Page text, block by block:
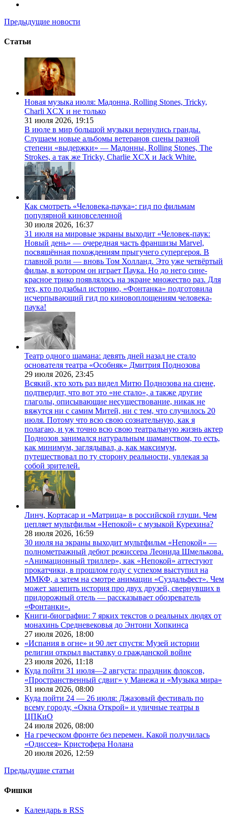
Предыдущие новости
Статьи
Новая музыка июля: Мадонна, Rolling Stones, Tricky,
Charli XCX и не только
31 июля 2026, 19:15
В июле в мир большой музыки вернулись гранды.
Слушаем новые альбомы ветеранов сцены разной
степени «выдержки» — Мадонны, Rolling Stones, The
Strokes, а так же Tricky, Charlie XCX и Jack White.
Как смотреть «Человека-паука»: гид по фильмам
популярной киновселенной
30 июля 2026, 16:37
31 июля на мировые экраны выходит «Человек-паук:
Новый день» — очередная часть франшизы Marvel,
посвящённая похождениям прыгучего супергероя. В
главной роли — вновь Том Холланд. Это уже четвёртый
фильм, в котором он играет Паука. Но до него сине-
красное трико появлялось на экране множество раз. Для
тех, кто подзабыл историю, «Фонтанка» подготовила
исчерпывающий гид по киновоплощениям человека-
паука!
Театр одного шамана: девять дней назад не стало
основателя театра «Особняк» Дмитрия Поднозова
29 июля 2026, 23:45
Всякий, кто хоть раз видел Митю Поднозова на сцене,
подтвердит, что вот это «не стало», а также другие
глаголы, описывающие несуществование, никак не
вяжутся ни с самим Митей, ни с тем, что случилось 20
июля. Потому что всю свою сознательную, как я
полагаю, и уж точно всю свою театральную жизнь актер
Поднозов занимался натуральным шаманством, то есть,
как минимум, заглядывал, а, как максимум,
путешествовал по ту сторону реальности, увлекая за
собой зрителей.
Линч, Кортасар и «Матрица» в российской глуши. Чем
цепляет мультфильм «Непокой» с музыкой Курехина?
28 июля 2026, 16:59
30 июля на экраны выходит мультфильм «Непокой» —
полнометражный дебют режиссера Леонида Шмелькова.
«Анимационный триллер», как «Непокой» аттестуют
прокатчики, в прошлом году с успехом выступил на
ММКФ, а затем на смотре анимации «Суздальфест». Чем
может зацепить история про двух друзей, свернувших в
придорожный отель — рассказывает обозреватель
«Фонтанки».
Книги-биографии: 7 ярких текстов о реальных людях от
монахинь Средневековья до Энтони Хопкинса
27 июля 2026, 18:00
«Испания в огне» и 90 лет спустя: Музей истории
религии открыл выставку о гражданской войне
23 июля 2026, 11:18
Куда пойти 31 июля—2 августа: праздник флоксов,
«Пространственный сдвиг» у Манежа и «Музыка мира»
31 июля 2026, 08:00
Куда пойти 24 — 26 июля: Джазовый фестиваль по
всему городу, «Окна Открой» и уличные театры в
ЦПКиО
24 июля 2026, 08:00
На греческом фронте без перемен. Какой получилась
«Одиссея» Кристофера Нолана
20 июля 2026, 12:59
Предыдущие статьи
Фишки
Календарь в RSS